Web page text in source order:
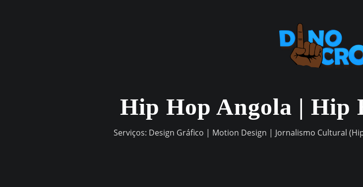
Hip Hop Angola | Hip
Serviços: Design Gráfico | Motion Design | Jornalismo Cultural